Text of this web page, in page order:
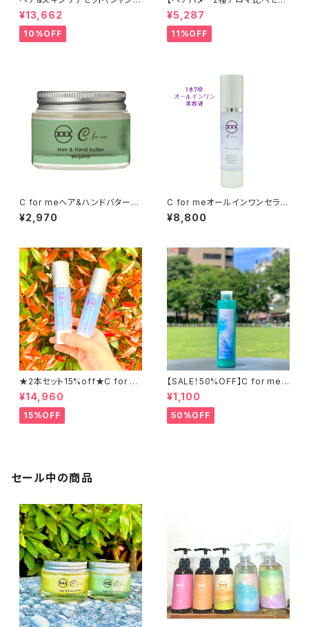
ー/プレミアムオイル/オールイン
ワンセラム）
¥13,662
10%OFF
ト】C for meヘア&ハンドバタ
ー48g×2種 /マルチバーム/
ヘアバーム
¥5,287
11%OFF
C for meヘア&ハンドバター【
ベルガモットの香り】48g /マル
チバーム/ヘアバーム
¥2,970
C for meオールインワンセラム
【7役の贅沢フェイシャル美容ジ
ェル】（50g）
¥8,800
★2本セット15%off★C for m
eオールインワンセラム
¥14,960
15%OFF
【SALE！50%OFF】C for meミ
ントボディソープ【ピンクグレー
プフルーツの香り】240ml
¥1,100
50%OFF
セール中の商品